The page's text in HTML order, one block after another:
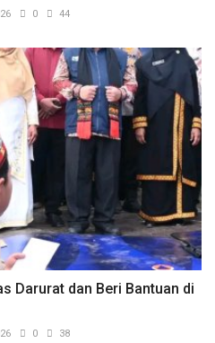
0 44
Darurat dan Beri Bantuan di
0 38